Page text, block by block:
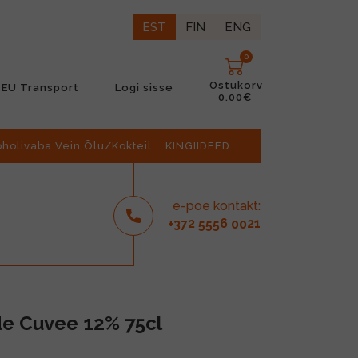
EST FIN ENG
EU Transport Logi sisse
0
Ostukorv
0.00€
Vein Õlu/Kokteil KINGIIDEED
e-poe kontakt:
+372 5556 0021
Cuvee 12% 75cl